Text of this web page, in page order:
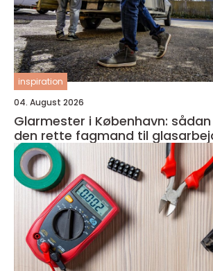
inspiration
04. August 2026
Glarmester i København:
den rette fagmand til